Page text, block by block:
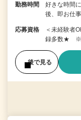
勤務時間
好きな時間
後、即お仕
応募資格
＜未経験者
録多数★ ※
後で見る